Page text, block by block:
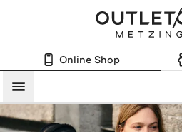
Online Shop
Menü